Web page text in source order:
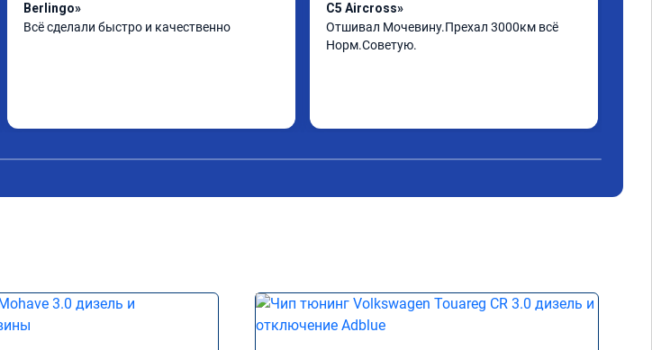
Berlingo»
Всё сделали быстро и качественно
C5 Aircross»
Отшивал Мочевину.Прехал 3000км всё
Норм.Советую.